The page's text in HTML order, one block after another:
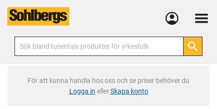
Meny
För att kunna handla hos oss och se priser behöver du
Logga in ellerSkapa konto